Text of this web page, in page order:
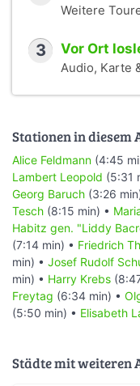
Weitere
3 Vor Ort
Audio, Karte
Stationen in diesem
Alice Feldmann (4:45
Lambert Leopold (5:31
Georg Baruch (3:26
Tesch (8:15 min) •
Habitz gen. "Liddy
(7:14 min) • Friedrich
min) • Josef Rudolf
min) • Harry Krebs
Freytag (6:34 min) •
(5:50 min) • Elisabeth
Städte mit weiteren